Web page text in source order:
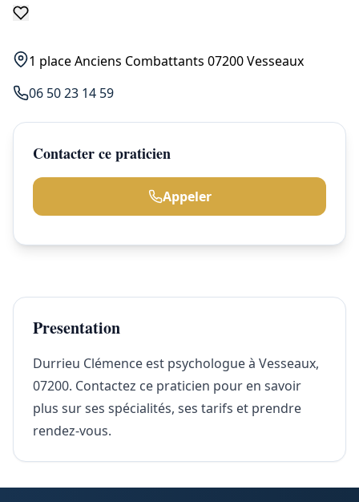
1 place Anciens Combattants 07200 Vesseaux
06 50 23 14 59
Contacter ce praticien
Appeler
Presentation
Durrieu Clémence est psychologue à Vesseaux,
07200. Contactez ce praticien pour en savoir
plus sur ses spécialités, ses tarifs et prendre
rendez-vous.